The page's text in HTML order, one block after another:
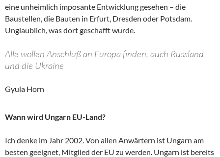
eine unheimlich imposante Entwicklung gesehen – die
Baustellen, die Bauten in Erfurt, Dresden oder Potsdam.
Unglaublich, was dort geschafft wurde.
Alle wollen Anschluß an Europa finden, auch Russland
und die Ukraine
Gyula Horn
Wann wird Ungarn EU-Land?
Ich denke im Jahr 2002. Von allen Anwärtern ist Ungarn am
besten geeignet, Mitglied der EU zu werden. Ungarn ist bereits